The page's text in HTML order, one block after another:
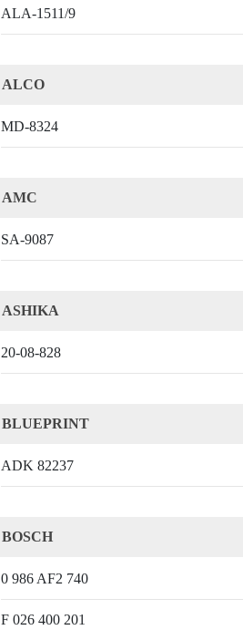
ALA-1511/9
ALCO
MD-8324
AMC
SA-9087
ASHIKA
20-08-828
BLUEPRINT
ADK 82237
BOSCH
0 986 AF2 740
F 026 400 201